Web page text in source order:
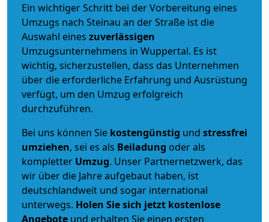
Ein wichtiger Schritt bei der Vorbereitung eines
Umzugs nach Steinau an der Straße ist die
Auswahl eines zuverlässigen
Umzugsunternehmens in Wuppertal. Es ist
wichtig, sicherzustellen, dass das Unternehmen
über die erforderliche Erfahrung und Ausrüstung
verfügt, um den Umzug erfolgreich
durchzuführen.
Bei uns können Sie kostengünstig und stressfrei
umziehen, sei es als Beiladung oder als
kompletter Umzug. Unser Partnernetzwerk, das
wir über die Jahre aufgebaut haben, ist
deutschlandweit und sogar international
unterwegs. Holen Sie sich jetzt kostenlose
Angebote und erhalten Sie einen ersten